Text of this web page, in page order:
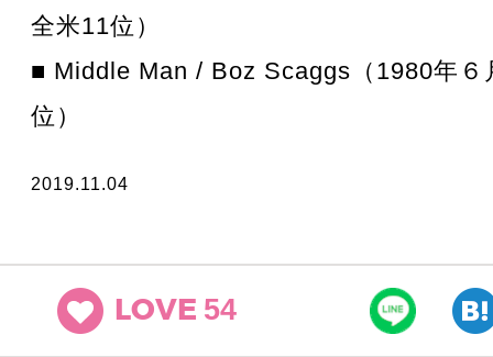
全米11位）
■ Middle Man / Boz Scaggs（1980年６
位）
2019.11.04
LOVE 54